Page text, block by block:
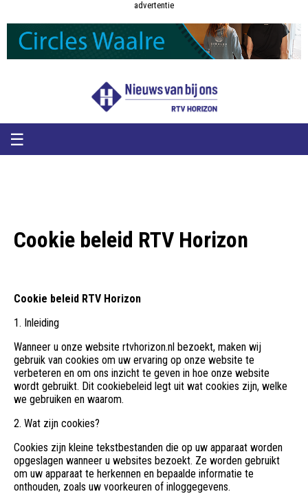
Nieuws
van
advertentie
☰
Cookie beleid RTV Horizon
Cookie beleid RTV Horizon
1. Inleiding
Wanneer u onze website rtvhorizon.nl bezoekt, maken wij
gebruik van cookies om uw ervaring op onze website te
verbeteren en om ons inzicht te geven in hoe onze website
wordt gebruikt. Dit cookiebeleid legt uit wat cookies zijn, welke
we gebruiken en waarom.
2. Wat zijn cookies?
Cookies zijn kleine tekstbestanden die op uw apparaat worden
opgeslagen wanneer u websites bezoekt. Ze worden gebruikt
om uw apparaat te herkennen en bepaalde informatie te
onthouden, zoals uw voorkeuren of inloggegevens.